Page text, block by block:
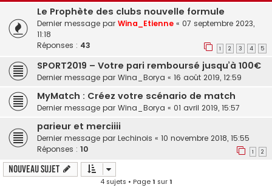
Le Prophète des clubs nouvelle formule
Dernier message par Wina_Etienne « 07 septembre 2023,
11:18
Réponses : 43 1 2 3 4 5
SPORT2019 – Votre pari remboursé jusqu’à 100€
Dernier message par Wina_Borya « 16 août 2019, 12:59
MyMatch : Créez votre scénario de match
Dernier message par Wina_Borya « 01 avril 2019, 15:57
parieur et merciiii
Dernier message par Lechinois « 10 novembre 2018, 15:55
Réponses : 10 1 2
Nouveau sujet
4 sujets • Page1 sur1